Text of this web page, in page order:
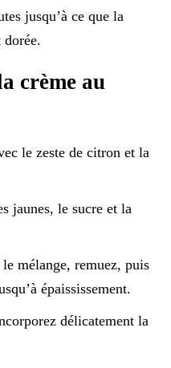
jusqu’à ce que la
dorée.
crème au
le zeste de citron et la
jaunes, le sucre et la
mélange, remuez, puis
épaississement.
délicatement la